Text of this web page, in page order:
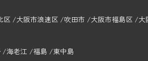
区 大阪市浪速区 吹田市 大阪市福島区 大
海老江 福島 東中島